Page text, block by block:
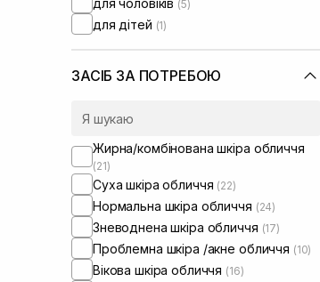
(5)
для дітей (1)
ЗАСІБ ЗА ПОТРЕБОЮ
Жирна/комбінована шкіра обличчя
(21)
Суха шкіра обличчя (22)
Нормальна шкіра обличчя (24)
Зневоднена шкіра обличчя (17)
Проблемна шкіра /акне обличчя (10)
Вікова шкіра обличчя (16)